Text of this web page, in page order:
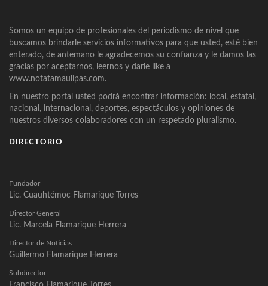
Somos un equipo de profesionales del periodismo de nivel que
buscamos brindarle servicios informativos para que usted, esté bien
enterado, de antemano le agradecemos su confianza y le damos las
gracias por aceptarnos, leernos y darle like a
www.notatamaulipas.com.
En nuestro portal usted podrá encontrar información: local, estatal,
nacional, internacional, deportes, espectáculos y opiniones de
nuestros diversos colaboradores con un respetado pluralismo.
DIRECTORIO
Fundador
Lic. Cuauhtémoc Flamarique Torres
Director General
Lic. Marcela Flamarique Herrera
Director de Noticias
Guillermo Flamarique Herrera
Subdirector